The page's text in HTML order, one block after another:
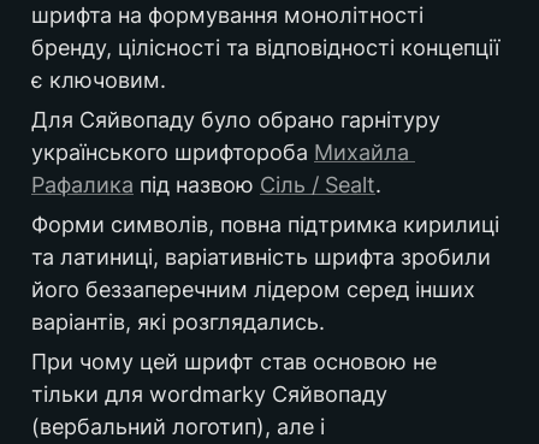
шрифта на формування монолітності
бренду, цілісності та відповідності концепції
є ключовим.
Для Сяйвопаду було обрано гарнітуру
українського шрифтороба Михайла
Рафалика під назвою Сіль / Sealt.
Форми символів, повна підтримка кирилиці
та латиниці, варіативність шрифта зробили
його беззаперечним лідером серед інших
варіантів, які розглядались.
При чому цей шрифт став основою не
тільки для wordmarkу Сяйвопаду
(вербальний логотип), але і